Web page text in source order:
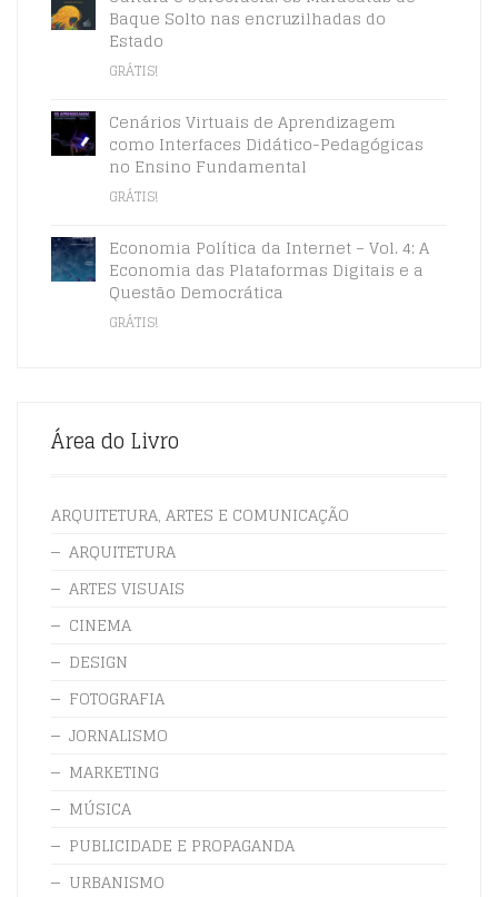
Baque Solto nas encruzilhadas do
Estado
GRÁTIS!
Cenários Virtuais de Aprendizagem
como Interfaces Didático-Pedagógicas
no Ensino Fundamental
GRÁTIS!
Economia Política da Internet – Vol. 4: A
Economia das Plataformas Digitais e a
Questão Democrática
GRÁTIS!
Área do Livro
ARQUITETURA, ARTES E COMUNICAÇÃO
ARQUITETURA
ARTES VISUAIS
CINEMA
DESIGN
FOTOGRAFIA
JORNALISMO
MARKETING
MÚSICA
PUBLICIDADE E PROPAGANDA
URBANISMO